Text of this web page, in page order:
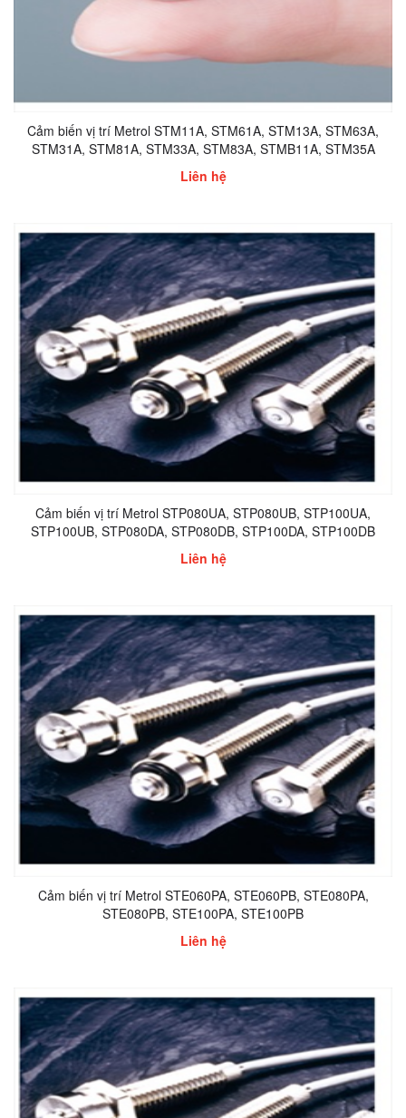
Cảm biến vị trí Metrol STM11A, STM61A, STM13A, STM63A,
STM31A, STM81A, STM33A, STM83A, STMB11A, STM35A
Liên hệ
Cảm biến vị trí Metrol STP080UA, STP080UB, STP100UA,
STP100UB, STP080DA, STP080DB, STP100DA, STP100DB
Liên hệ
Cảm biến vị trí Metrol STE060PA, STE060PB, STE080PA,
STE080PB, STE100PA, STE100PB
Liên hệ